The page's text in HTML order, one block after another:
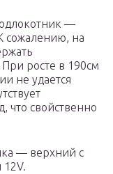
—
сожалению, на
росте в 190см
не удается
что свойственно
— верхний с